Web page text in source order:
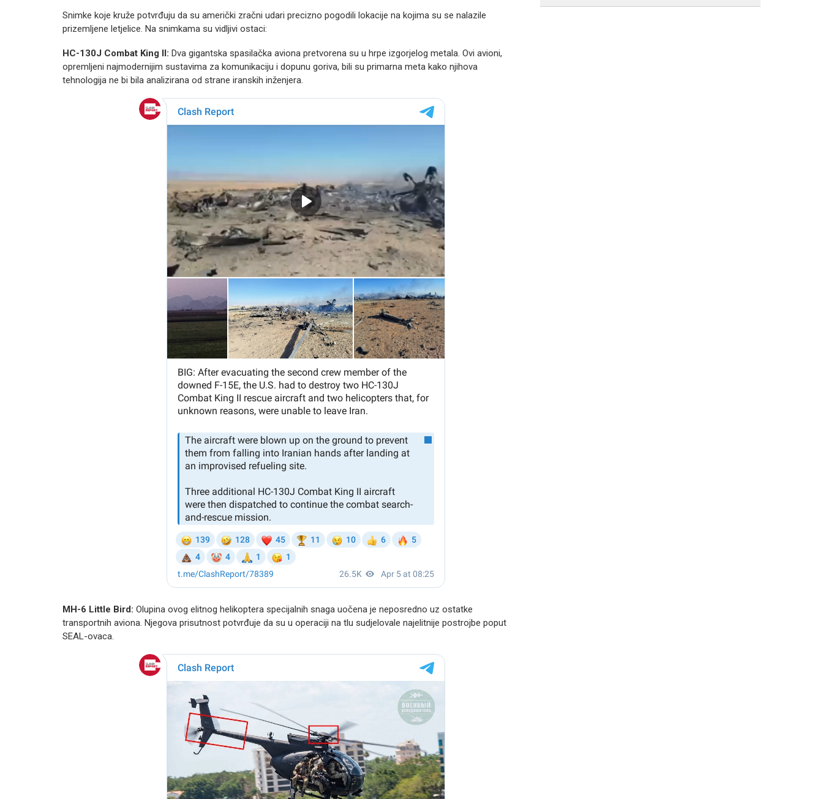
Snimke koje kruže potvrđuju da su američki zračni udari precizno pogodili lokacije na kojima su se nalazile
prizemljene letjelice. Na snimkama su vidljivi ostaci:
HC-130J Combat King II: Dva gigantska spasilačka aviona pretvorena su u hrpe izgorjelog metala. Ovi avioni,
opremljeni najmodernijim sustavima za komunikaciju i dopunu goriva, bili su primarna meta kako njihova
tehnologija ne bi bila analizirana od strane iranskih inženjera.
MH-6 Little Bird: Olupina ovog elitnog helikoptera specijalnih snaga uočena je neposredno uz ostatke
transportnih aviona. Njegova prisutnost potvrđuje da su u operaciji na tlu sudjelovale najelitnije postrojbe poput
SEAL-ovaca.